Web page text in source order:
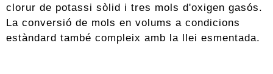
clorur de potassi sòlid i tres mols d'oxigen gasós.
La conversió de mols en volums a condicions
estàndard també compleix amb la llei esmentada.